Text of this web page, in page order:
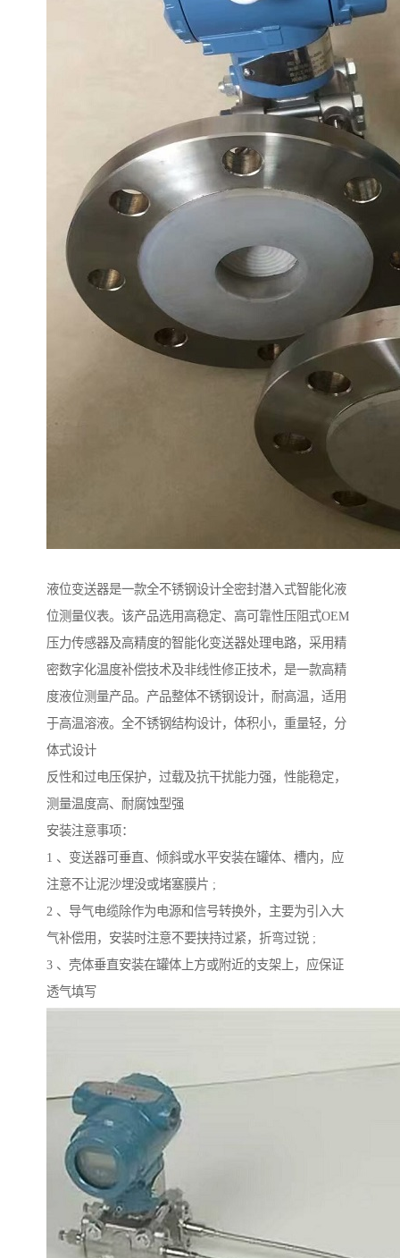
液位变送器是一款全不锈钢设计全密封潜入式智能化液
位测量仪表。该产品选用高稳定、高可靠性压阻式OEM
压力传感器及高精度的智能化变送器处理电路，采用精
密数字化温度补偿技术及非线性修正技术，是一款高精
度液位测量产品。产品整体不锈钢设计，耐高温，适用
于高温溶液。全不锈钢结构设计，体积小，重量轻，分
体式设计
反性和过电压保护，过载及抗干扰能力强，性能稳定，
测量温度高、耐腐蚀型强
安装注意事项：
1 、变送器可垂直、倾斜或水平安装在罐体、槽内，应
注意不让泥沙埋没或堵塞膜片 ;
2 、导气电缆除作为电源和信号转换外，主要为引入大
气补偿用，安装时注意不要挟持过紧，折弯过锐 ;
3 、壳体垂直安装在罐体上方或附近的支架上，应保证
透气填写